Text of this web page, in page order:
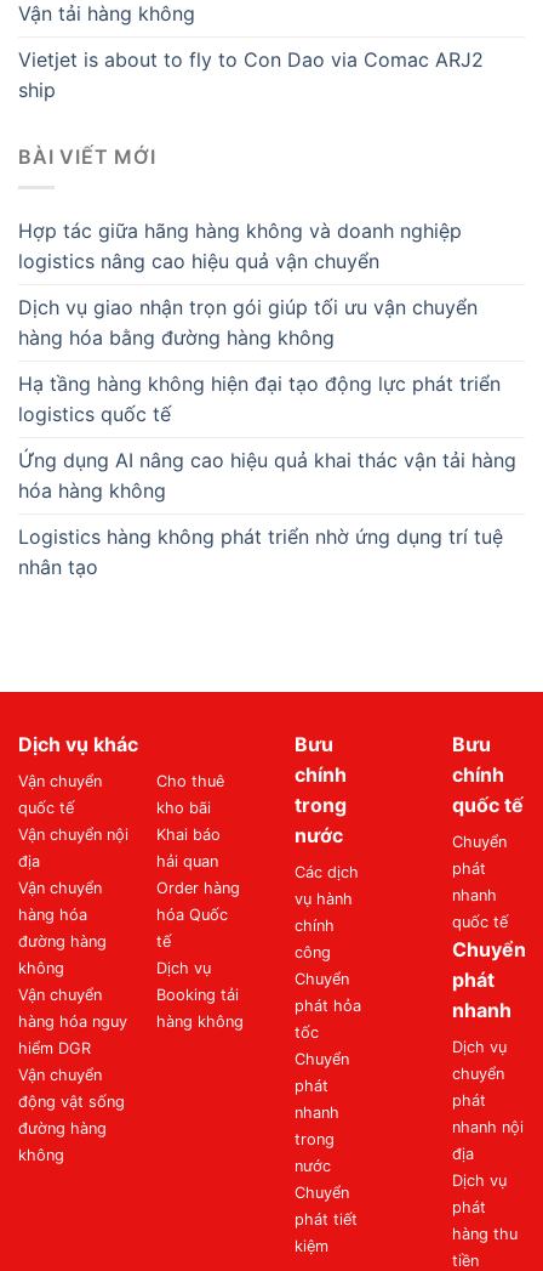
Vận tải hàng không
Vietjet is about to fly to Con Dao via Comac ARJ2
ship
BÀI VIẾT MỚI
Hợp tác giữa hãng hàng không và doanh nghiệp
logistics nâng cao hiệu quả vận chuyển
Dịch vụ giao nhận trọn gói giúp tối ưu vận chuyển
hàng hóa bằng đường hàng không
Hạ tầng hàng không hiện đại tạo động lực phát triển
logistics quốc tế
Ứng dụng AI nâng cao hiệu quả khai thác vận tải hàng
hóa hàng không
Logistics hàng không phát triển nhờ ứng dụng trí tuệ
nhân tạo
Dịch vụ khác
Vận chuyển
quốc tế
Vận chuyển nội
địa
Vận chuyển
hàng hóa
đường hàng
không
Vận chuyển
hàng hóa nguy
hiểm DGR
Vận chuyển
động vật sống
đường hàng
không
Cho thuê
kho bãi
Khai báo
hải quan
Order hàng
hóa Quốc
tế
Dịch vụ
Booking tải
hàng không
Bưu
chính
trong
nước
Các dịch
vụ hành
chính
công
Chuyển
phát hỏa
tốc
Chuyển
phát
nhanh
trong
nước
Chuyển
phát tiết
kiệm
Bưu
chính
quốc tế
Chuyển
phát
nhanh
quốc tế
Chuyển
phát
nhanh
Dịch vụ
chuyển
phát
nhanh nội
địa
Dịch vụ
phát
hàng thu
tiền